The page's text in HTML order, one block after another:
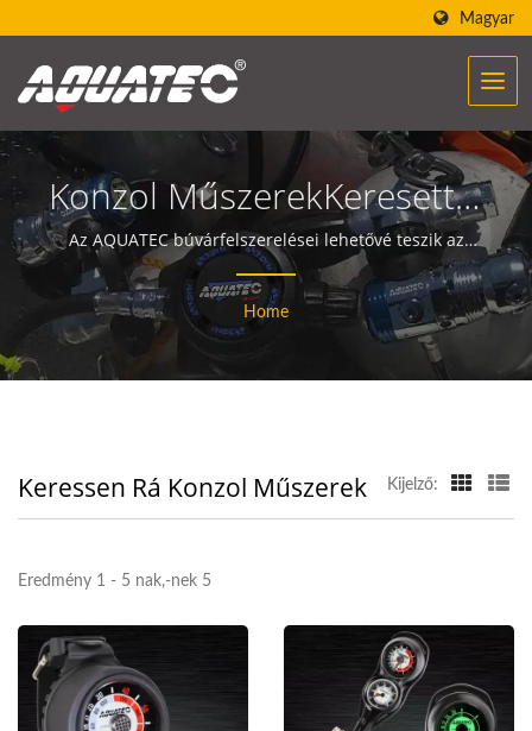
Magyar
Konzol MűszerekKeresett |
Több Mint 40 Éve
Búvárfelszerelés És
Berendezés Gyártó |
SCUBA AQUATEC
Az AQUATEC búvárfelszerelései lehetővé teszik az
emberek számára, hogy találkozzanak és
kommunikáljanak az óceánnal.
Home
Keressen Rá Konzol Műszerek Kijelző:
Eredmény 1 - 5 nak,-nek 5